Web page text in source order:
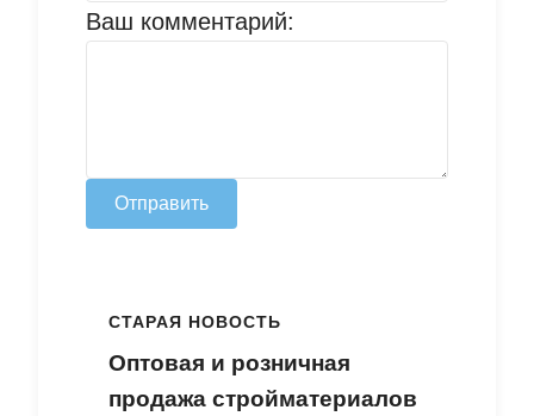
Ваш комментарий:
Отправить
СТАРАЯ НОВОСТЬ
Оптовая и розничная
продажа стройматериалов